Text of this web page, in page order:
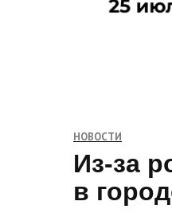
НОВОСТИ
Из-за
в